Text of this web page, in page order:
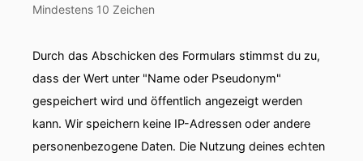
Mindestens 10 Zeichen
Durch das Abschicken des Formulars stimmst du zu,
dass der Wert unter "Name oder Pseudonym"
gespeichert wird und öffentlich angezeigt werden
kann. Wir speichern keine IP-Adressen oder andere
personenbezogene Daten. Die Nutzung deines echten